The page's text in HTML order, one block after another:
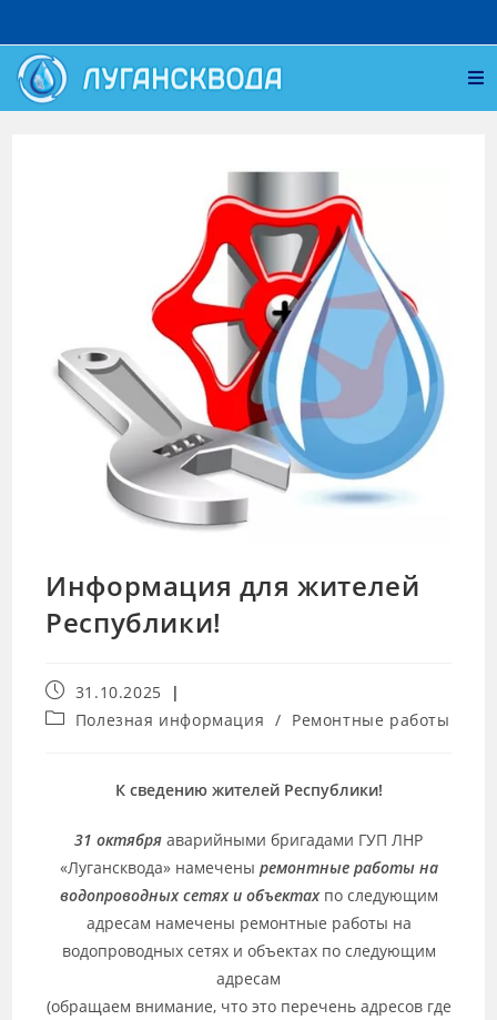
Информация для жителей
Республики!
31.10.2025
Полезная информация / Ремонтные работы
К сведению жителей Республики!
31 октября аварийными бригадами ГУП ЛНР
«Лугансквода» намечены ремонтные работы на
водопроводных сетях и объектахпо следующим
адресам намечены ремонтные работы на
водопроводных сетях и объектах по следующим
адресам
(обращаем внимание, что это перечень адресов где